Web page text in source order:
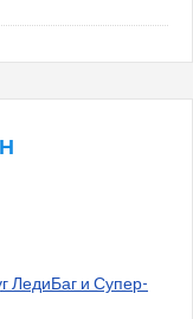
ЛедиБаг и Супер-